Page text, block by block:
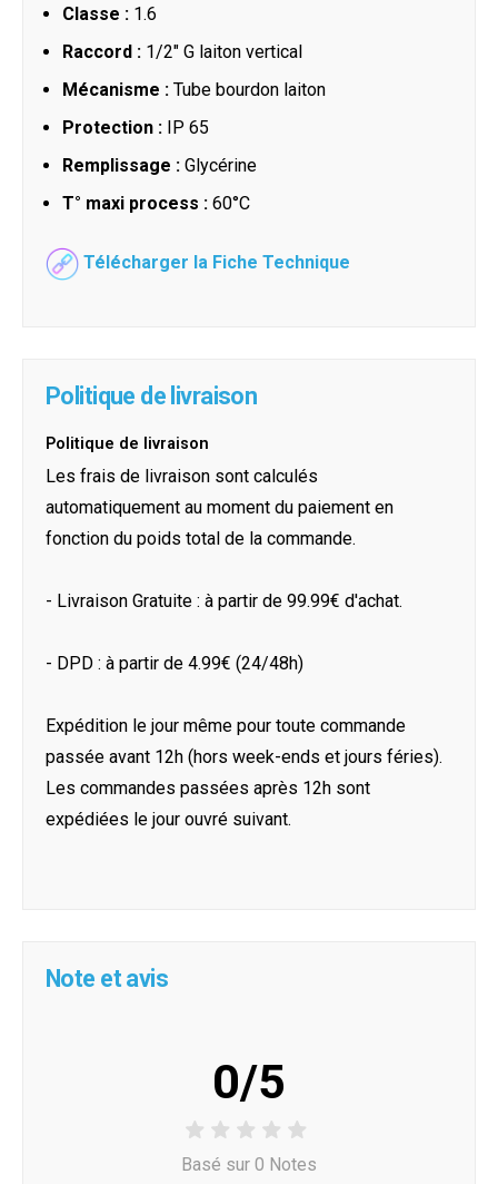
Classe : 1.6
Raccord : 1/2" G laiton vertical
Mécanisme : Tube bourdon laiton
Protection : IP 65
Remplissage : Glycérine
T° maxi process : 60°C
Télécharger la Fiche Technique
Politique de livraison
Politique de livraison
Les frais de livraison sont calculés
automatiquement au moment du paiement en
fonction du poids total de la commande.
- Livraison Gratuite : à partir de 99.99€ d'achat.
- DPD : à partir de 4.99€ (24/48h)
Expédition le jour même pour toute commande
passée avant 12h (hors week-ends et jours féries).
Les commandes passées après 12h sont
expédiées le jour ouvré suivant.
Note et avis
0/5
Basé sur 0 Notes